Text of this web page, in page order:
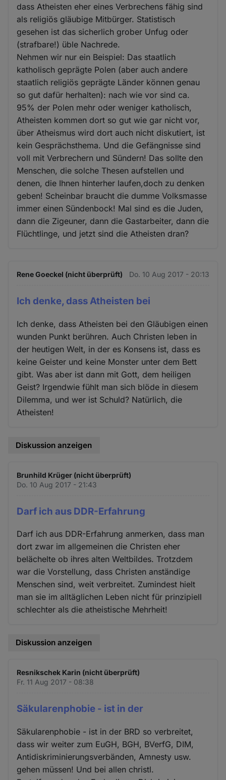
dass Atheisten eher eines Verbrechens fähig sind
als religiös gläubige Mitbürger. Statistisch
gesehen ist das sicherlich grober Unfug oder
(strafbare!) üble Nachrede.
Nehmen wir nur ein Beispiel: Das staatlich
katholisch geprägte Polen (aber auch andere
staatlich religiös geprägte Länder können genau
so gut dafür herhalten): nach wie vor sind ca.
95% der Polen mehr oder weniger katholisch,
Atheisten kommen dort so gut wie gar nicht vor,
über Atheismus wird dort auch nicht diskutiert, ist
kein Gesprächsthema. Und die Gefängnisse sind
voll mit Verbrechern und Sündern! Das sollte den
Menschen, die solche Thesen aufstellen und
denen, die Ihnen hinterher laufen,doch zu denken
geben! Scheinbar braucht die dumme Volksmasse
immer einen Sündenbock! Mal sind es die Juden,
dann die Zigeuner, dann die Gastarbeiter, dann die
Flüchtlinge, und jetzt sind die Atheisten dran?
Rene Goeckel (nicht überprüft) Do. 10 Aug 2017 - 20:13
Ich denke, dass Atheisten bei
Ich denke, dass Atheisten bei den Gläubigen einen
wunden Punkt berühren. Auch Christen leben in
der heutigen Welt, in der es Konsens ist, dass es
keine Geister und keine Monster unter dem Bett
gibt. Was aber ist dann mit Gott, dem heiligen
Geist? Irgendwie fühlt man sich blöde in diesem
Dilemma, und wer ist Schuld? Natürlich, die
Atheisten!
Diskussion anzeigen
Brunhild Krüger (nicht überprüft)
Do. 10 Aug 2017 - 21:43
Darf ich aus DDR-Erfahrung
Darf ich aus DDR-Erfahrung anmerken, dass man
dort zwar im allgemeinen die Christen eher
belächelte ob ihres alten Weltbildes. Trotzdem
war die Vorstellung, dass Christen anständige
Menschen sind, weit verbreitet. Zumindest hielt
man sie im alltäglichen Leben nicht für prinzipiell
schlechter als die atheistische Mehrheit!
Diskussion anzeigen
Resnikschek Karin (nicht überprüft)
Fr. 11 Aug 2017 - 08:38
Säkularenphobie - ist in der
Säkularenphobie - ist in der BRD so verbreitet,
dass wir weiter zum EuGH, BGH, BVerfG, DIM,
Antidiskriminierungsverbänden, Amnesty usw.
gehen müssen! Und bei allen christl.